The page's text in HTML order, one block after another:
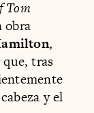
Tom
obra
,
tras
y el